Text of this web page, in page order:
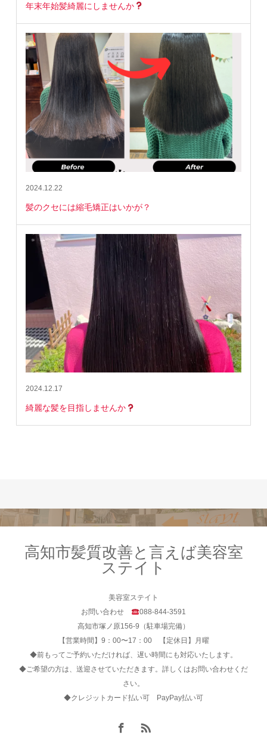
年末年始髪綺麗にしませんか
2024.12.22
髪のクセには縮毛矯正はいかが？
2024.12.17
綺麗な髪を目指しませんか
高知市髪質改善と言えば美容室
ステイト
美容室ステイト
お問い合わせ
088-844-3591
高知市塚ノ原156-9（駐車場完備）
【営業時間】9：00〜17：00 【定休日】月曜
◆前もってご予約いただければ、遅い時間にも対応いたします。
◆ご希望の方は、送迎させていただきます。詳しくはお問い合わせくだ
さい。
◆クレジットカード払い可 PayPay払い可